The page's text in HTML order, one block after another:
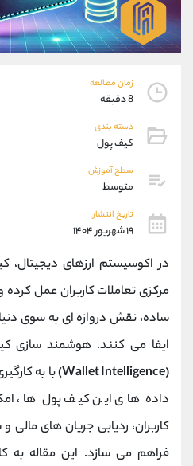
زمان مطالعه
8 دقیقه
دسته بندی
کیف پول
سطح آموزش
متوسط
تاریخ انتشار
۱۹ شهریور ۱۴۰۴
در اکوسیستم ارزهای
مرکزی تعاملات کاربران عمل کرده
ساده، نقش دروازه ‌ای به سوی
ایفا می کنند. هوشمند سازی
(Wallet Intelligence)
با به
داده‌ های این کیف پول‌ ها،
کاربران، ردیابی جریان های مالی
فراهم می ‌سازد. این مقاله به
واتساپ
تلگرام
پشتیبان فروش
موبایل
اطلاعات تماس (دفتر فروش)
تلفن
بدون پیش شماره
اینستاگرام
کانال تلگرام